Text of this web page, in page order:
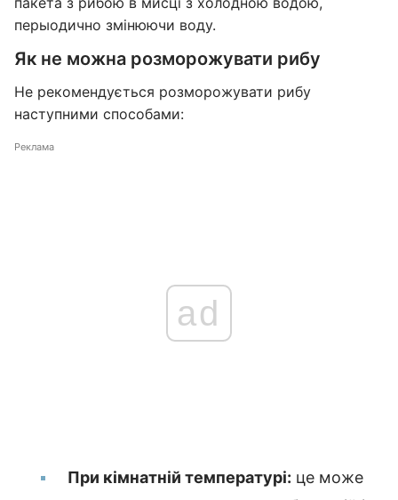
перыодично змінюючи воду.
Як не можна розморожувати рибу
Не рекомендується розморожувати рибу
наступними способами:
Реклама
ad
При кімнатній температурі: це може